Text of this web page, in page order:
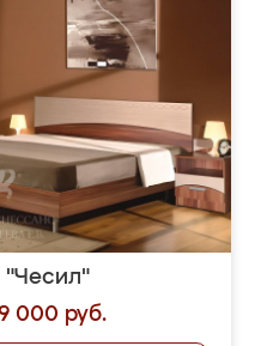
"Чесил"
000 руб.